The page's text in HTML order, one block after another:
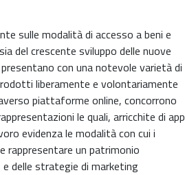
sulle modalità di accesso a beni e
del crescente sviluppo delle nuove
con una notevole varietà di
liberamente e volontariamente
piattaforme online, concorrono
le quali, arricchite di app
evidenza le modalità con cui i
rappresentare un patrimonio
delle strategie di marketing